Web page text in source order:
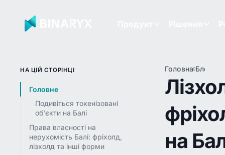
НА ЦІЙ СТОРІНЦІ
Головне
Подивіться токенізовані
об'єкти на Балі
Права власності на
нерухомість Балі: фріхолд,
лізхолд та інші форми
Головна Блог
на
у
на